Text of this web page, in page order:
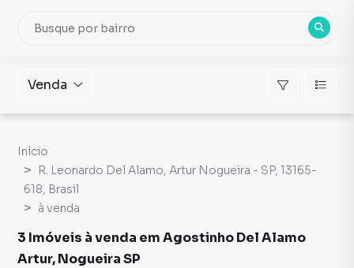
Venda
Início
R. Leonardo Del Alamo, Artur Nogueira - SP, 13165-
618, Brasil
à venda
3 Imóveis à venda em Agostinho Del Alamo
Artur, Nogueira SP